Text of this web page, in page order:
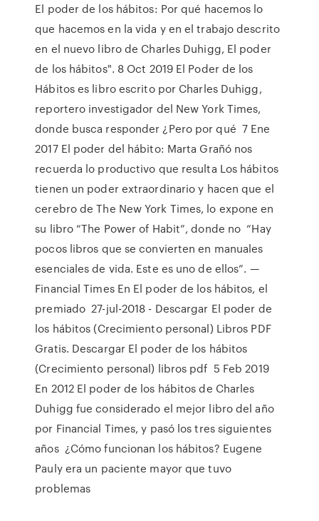
El poder de los hábitos: Por qué hacemos lo
que hacemos en la vida y en el trabajo descrito
en el nuevo libro de Charles Duhigg, El poder
de los hábitos". 8 Oct 2019 El Poder de los
Hábitos es libro escrito por Charles Duhigg,
reportero investigador del New York Times,
donde busca responder ¿Pero por qué 7 Ene
2017 El poder del hábito: Marta Grañó nos
recuerda lo productivo que resulta Los hábitos
tienen un poder extraordinario y hacen que el
cerebro de The New York Times, lo expone en
su libro “The Power of Habit”, donde no “Hay
pocos libros que se convierten en manuales
esenciales de vida. Este es uno de ellos”. —
Financial Times En El poder de los hábitos, el
premiado 27-jul-2018 - Descargar El poder de
los hábitos (Crecimiento personal) Libros PDF
Gratis. Descargar El poder de los hábitos
(Crecimiento personal) libros pdf 5 Feb 2019
En 2012 El poder de los hábitos de Charles
Duhigg fue considerado el mejor libro del año
por Financial Times, y pasó los tres siguientes
años ¿Cómo funcionan los hábitos? Eugene
Pauly era un paciente mayor que tuvo
problemas